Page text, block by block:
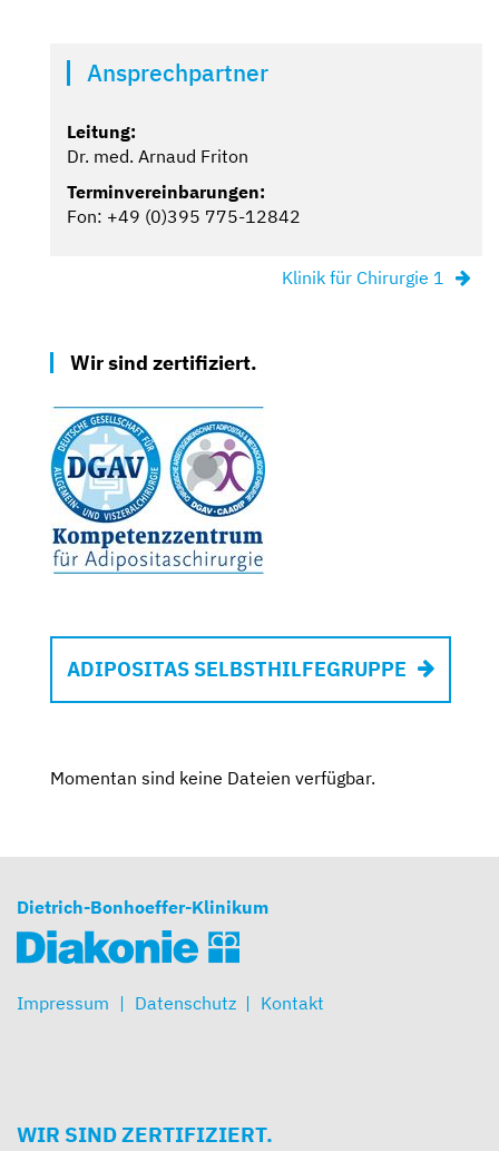
Ansprechpartner
Leitung:
Dr. med. Arnaud Friton
Terminvereinbarungen:
Fon: +49 (0)395 775-12842
Klinik für Chirurgie 1
Wir sind zertifiziert.
ADIPOSITAS SELBSTHILFEGRUPPE
Momentan sind keine Dateien verfügbar.
Dietrich-Bonhoeffer-Klinikum
Impressum Datenschutz Kontakt
WIR SIND ZERTIFIZIERT.